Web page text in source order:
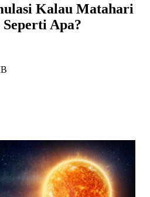
Kalau Matahari
Apa?